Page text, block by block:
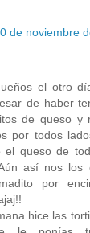
de noviembre
el otro
de haber
de queso y
por todos
el queso de
así nos los
por
hice las